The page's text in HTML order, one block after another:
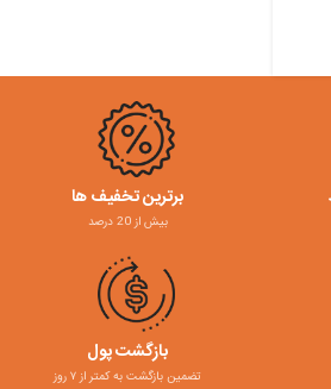
برترین تخفیف ها
بیش از 20 درصد
بازگشت پول
تضمین بازگشت به کمتر از ۷ روز